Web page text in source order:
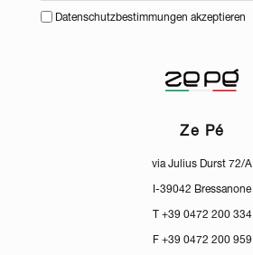
Datenschutzbestimmungen akzeptieren
Ze Pé
via Julius Durst 72/A
I-39042 Bressanone
T +39 0472 200 334
F +39 0472 200 959